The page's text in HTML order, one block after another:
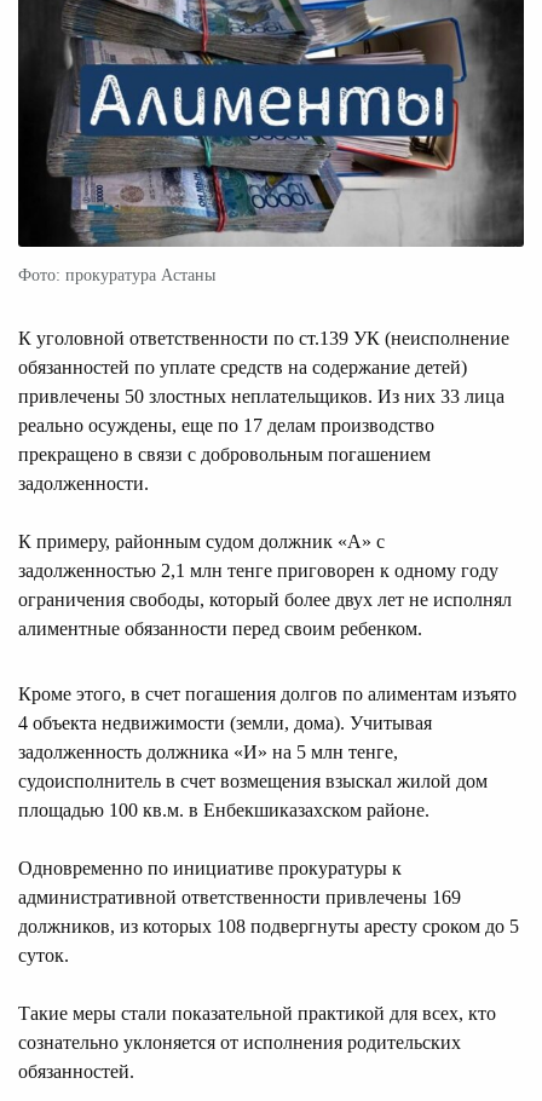
Фото: прокуратура Астаны
К уголовной ответственности по ст.139 УК (неисполнение
обязанностей по уплате средств на содержание детей)
привлечены 50 злостных неплательщиков. Из них 33 лица
реально осуждены, еще по 17 делам производство
прекращено в связи с добровольным погашением
задолженности.
К примеру, районным судом должник «А» с
задолженностью 2,1 млн тенге приговорен к одному году
ограничения свободы, который более двух лет не исполнял
алиментные обязанности перед своим ребенком.
Кроме этого, в счет погашения долгов по алиментам изъято
4 объекта недвижимости (земли, дома). Учитывая
задолженность должника «И» на 5 млн тенге,
судоисполнитель в счет возмещения взыскал жилой дом
площадью 100 кв.м. в Енбекшиказахском районе.
Одновременно по инициативе прокуратуры к
административной ответственности привлечены 169
должников, из которых 108 подвергнуты аресту сроком до 5
суток.
Такие меры стали показательной практикой для всех, кто
сознательно уклоняется от исполнения родительских
обязанностей.